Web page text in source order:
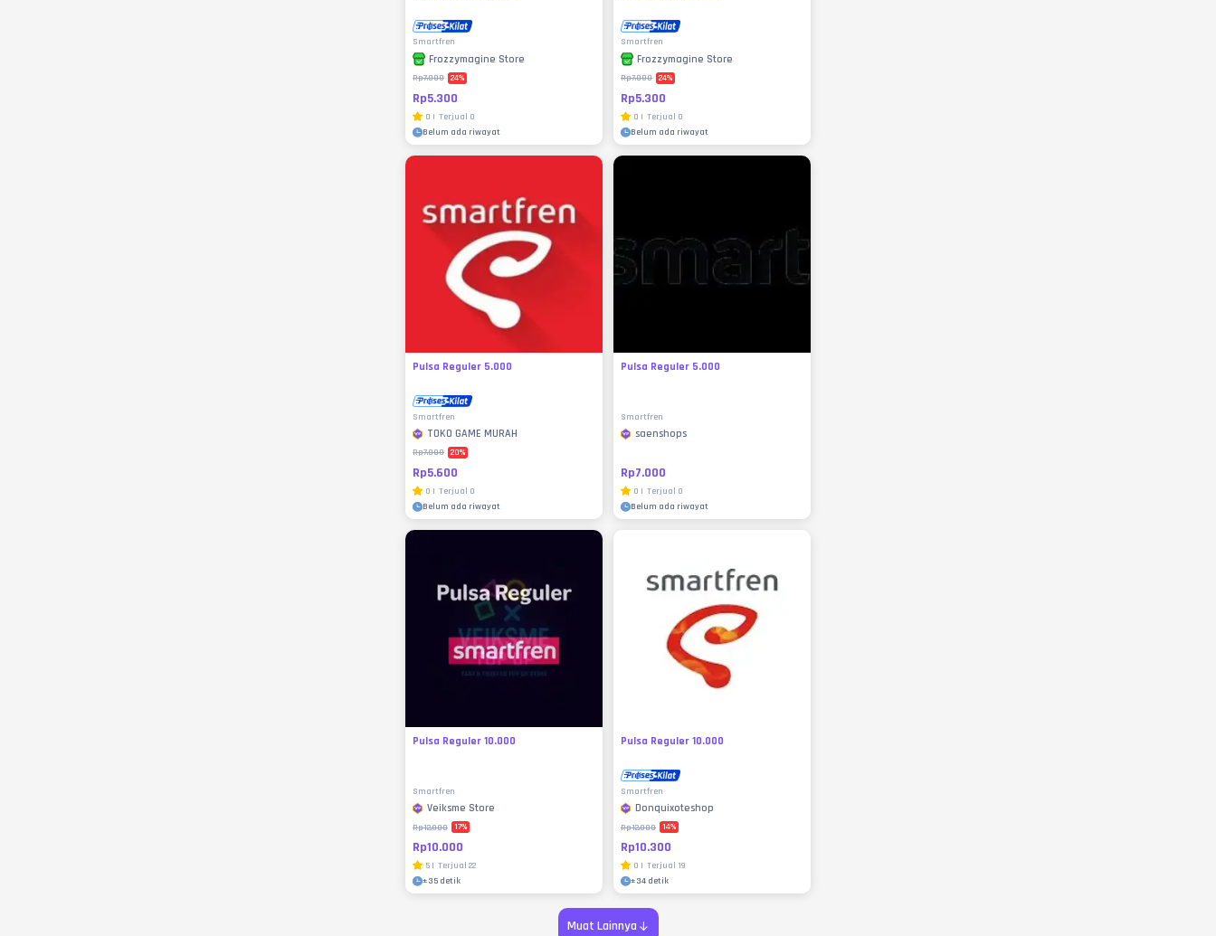
Smartfren
Frozzymagine Store
Rp7.000 24%
Rp5.300
0 | Terjual 0
Belum ada riwayat
Smartfren
Frozzymagine Store
Rp7.000 24%
Rp5.300
0 | Terjual 0
Belum ada riwayat
Pulsa Reguler 5.000
Smartfren
TOKO GAME MURAH
Rp7.000 20%
Rp5.600
0 | Terjual 0
Belum ada riwayat
Pulsa Reguler 5.000
Smartfren
saenshops
Rp7.000
0 | Terjual 0
Belum ada riwayat
Pulsa Reguler 10.000
Smartfren
Veiksme Store
Rp12.000 17%
Rp10.000
5 | Terjual 22
±35 detik
Pulsa Reguler 10.000
Smartfren
Donquixoteshop
Rp12.000 14%
Rp10.300
0 | Terjual 19
±34 detik
Muat Lainnya